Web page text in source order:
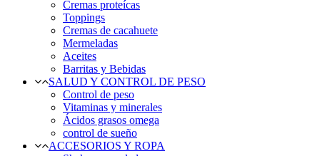
Cremas proteícas
Toppings
Cremas de cacahuete
Mermeladas
Aceites
Barritas y Bebidas
SALUD Y CONTROL DE PESO
Control de peso
Vitaminas y minerales
Ácidos grasos omega
control de sueño
ACCESORIOS Y ROPA